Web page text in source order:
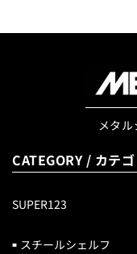
メタ
CATEGORY / カテ
SUPER123
スチールシェルフ